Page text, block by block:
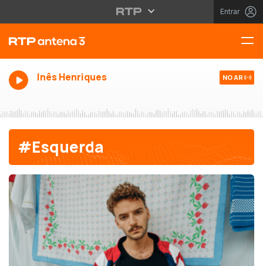
Entrar
Inês Henriques NO AR
#Esquerda